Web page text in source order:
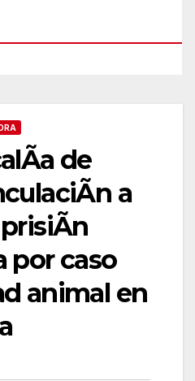
de
a
por caso
animal en